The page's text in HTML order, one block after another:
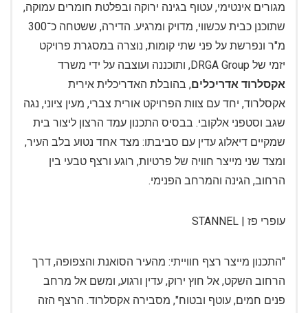
מגורים אינטימי, עטוף בגינה ירוקה ובפלטת חומרים עמוקה,
שתוכנן כבית עכשווי, מדויק ומרגיע. הדירה, ששטחה כ־300
מ"ר ונפרשת על פני שתי קומות, נוצרה במסגרת פרויקט
יזמי של DRGA Group, ותוכננה ועוצבה על ידי משרד
אקסלרוד אדריכלים, בהובלת האדריכלית אירית
אקסלרוד, יחד עם צוות הפרויקט אורית צברי, מעין ציוני, נגה
שגב וסטפני אלקובי. בבסיס התכנון עמד הרצון ליצור בית
שמקיים דיאלוג עדין עם סביבתו: מצד אחד נטוע בלב העיר,
ומצד שני מייצר חוויה של פרטיות, רוגע ורצף טבעי בין
הרחוב, הגינה והמרחב הפנימי.
עופרי פז | STANNEL
"התכנון מייצר רצף חווייתי: מהעיר הסואנת והצפופה, דרך
הרחוב השקט, אל חוץ ירוק, עדין ורגוע, ומשם אל מרחב
פנים חמים, עוטף ובטוח", מסבירה אקסלרוד. הרצף הזה